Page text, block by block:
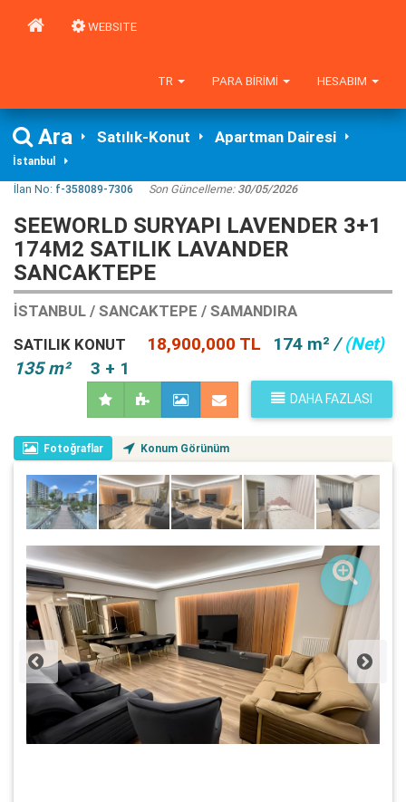
WEBSITE
HESABIM
PARA BIRIMI
TR
Ara Satılık-Konut Apartman Dairesi
İstanbul
İlan No: f-358089-7306 Son Güncelleme:30/05/2026
SEEWORLD SURYAPI LAVENDER 3+1
174M2 SATILIK LAVANDER
SANCAKTEPE
İSTANBUL / SANCAKTEPE / SAMANDIRA
SATILIK KONUT
18,900,000 TL 174 m² /(Net)
135 m²
3 + 1
DAHA FAZLASI
Fotoğraflar Konum Görünüm